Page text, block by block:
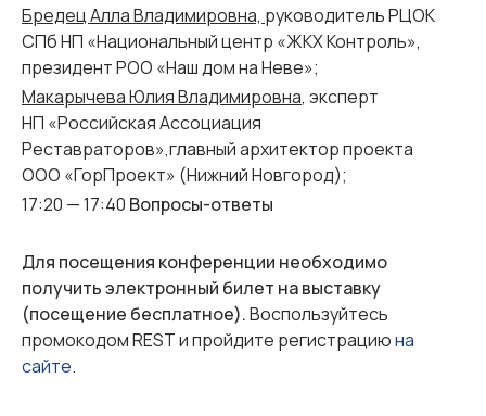
Бредец Алла Владимировна, руководитель РЦОК
СПб НП «Национальный центр «ЖКХ Контроль»,
президент РОО «Наш дом на Неве»;
Макарычева Юлия Владимировна, эксперт
НП «Российская Ассоциация
Реставраторов»,главный архитектор проекта
ООО «ГорПроект» (Нижний Новгород);
17:20 — 17:40 Вопросы-ответы
Для посещения конференции необходимо
получить электронный билет на выставку
(посещение бесплатное).Воспользуйтесь
промокодом REST и пройдите регистрациюна
сайте.